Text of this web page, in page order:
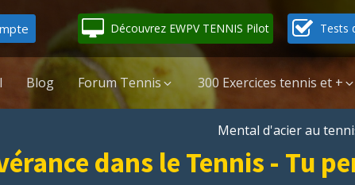
Découvrez EWPV TENNIS Pilot Tests
Blog Forum Tennis 300 Exercices tennis et +
Mental d'acier au
dans le Tennis - Tu